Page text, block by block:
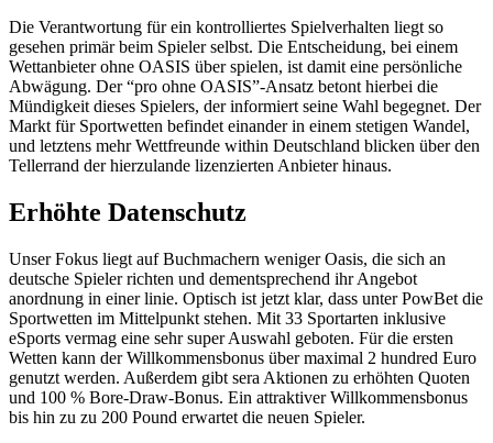
Die Verantwortung für ein kontrolliertes Spielverhalten liegt so
gesehen primär beim Spieler selbst. Die Entscheidung, bei einem
Wettanbieter ohne OASIS über spielen, ist damit eine persönliche
Abwägung. Der “pro ohne OASIS”-Ansatz betont hierbei die
Mündigkeit dieses Spielers, der informiert seine Wahl begegnet. Der
Markt für Sportwetten befindet einander in einem stetigen Wandel,
und letztens mehr Wettfreunde within Deutschland blicken über den
Tellerrand der hierzulande lizenzierten Anbieter hinaus.
Erhöhte Datenschutz
Unser Fokus liegt auf Buchmachern weniger Oasis, die sich an
deutsche Spieler richten und dementsprechend ihr Angebot
anordnung in einer linie. Optisch ist jetzt klar, dass unter PowBet die
Sportwetten im Mittelpunkt stehen. Mit 33 Sportarten inklusive
eSports vermag eine sehr super Auswahl geboten. Für die ersten
Wetten kann der Willkommensbonus über maximal 2 hundred Euro
genutzt werden. Außerdem gibt sera Aktionen zu erhöhten Quoten
und 100 % Bore-Draw-Bonus. Ein attraktiver Willkommensbonus
bis hin zu zu 200 Pound erwartet die neuen Spieler.